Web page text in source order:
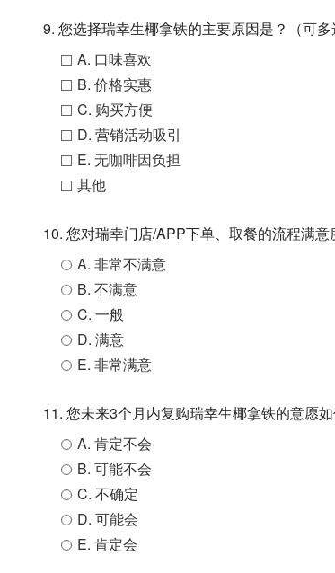
9. 您选择瑞幸生椰拿铁的主要原因是？（可多
A. 口味喜欢
B. 价格实惠
C. 购买方便
D. 营销活动吸引
E. 无咖啡因负担
其他
10. 您对瑞幸门店/APP下单、取餐的流程满意
A. 非常不满意
B. 不满意
C. 一般
D. 满意
E. 非常满意
11. 您未来3个月内复购瑞幸生椰拿铁的意愿如
A. 肯定不会
B. 可能不会
C. 不确定
D. 可能会
E. 肯定会